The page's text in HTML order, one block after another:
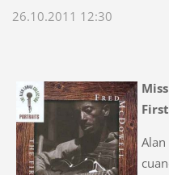
26.10.2011 12:30
Alan